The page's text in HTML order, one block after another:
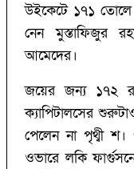
উইকেটে ১৭১ তোলে
নেন মুস্তাফিজুর
আমেদের।
জয়ের জন্য ১৭২
ক্যাপিটালসের
পেলেন না পৃথ্বী
ওভারে লকি